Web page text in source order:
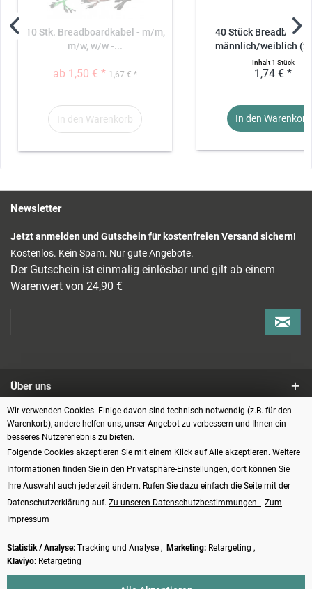
10 Stk. Breadboardkabel - m/m,
m/w, w/w -...
ab 1,50 € * 1,67 € *
In den Warenkorb
40 Stück
männlich/weiblich
Inhalt1 Stück
1,74 € *
In den Warenkorb
Newsletter
Jetzt anmelden und Gutschein für kostenfreien Versand sichern!
Kostenlos. Kein Spam. Nur gute Angebote.
Der Gutschein ist einmalig einlösbar und gilt ab einem
Warenwert von 24,90 €
Über uns
Service
Informationen
Zahlungsarten
Wir verwenden Cookies. Einige davon sind technisch notwendig (z.B. für den
Warenkorb), andere helfen uns, unser Angebot zu verbessern und Ihnen ein
besseres Nutzererlebnis zu bieten.
Folgende Cookies akzeptieren Sie mit einem Klick auf Alle akzeptieren. Weitere
Informationen finden Sie in den Privatsphäre-Einstellungen, dort können Sie
Ihre Auswahl auch jederzeit ändern. Rufen Sie dazu einfach die Seite mit der
Datenschutzerklärung auf. Zu unseren Datenschutzbestimmungen.
Zum
Impressum
Statistik / Analyse: Tracking und Analyse , Marketing: Retargeting ,
Klaviyo: Retargeting